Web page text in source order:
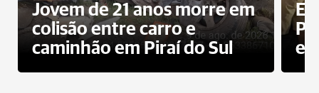
Jovem de 21 anos morre em
colisão entre carro e
caminhão em Piraí do Sul